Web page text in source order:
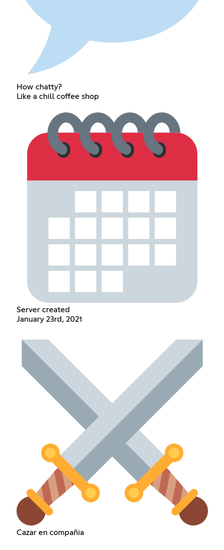
How chatty?
Like a chill coffee shop
Server created
January 23rd, 2021
Cazar en compañia